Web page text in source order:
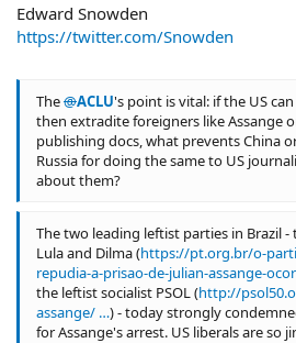
Edward Snowden
https://twitter.com/Snowden
The@ACLU's point is vital: if the US
then extradite foreigners like Assange
publishing docs, what prevents China
Russia for doing the same to US
about them?
The two leading leftist parties in Brazil
Lula and Dilma (https://pt.org.br/o-
repudia-a-prisao-de-julian-assange-
the leftist socialist PSOL (http://
assange/ …) - today strongly
for Assange's arrest. US liberals are so